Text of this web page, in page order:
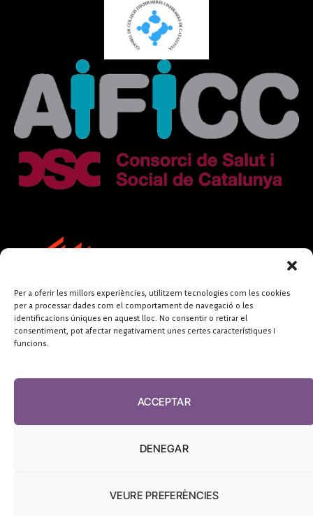
Per a oferir les millors experiències, utilitzem tecnologies com les cookies
per a processar dades com el comportament de navegació o les
identificacions úniques en aquest lloc. No consentir o retirar el
consentiment, pot afectar negativament unes certes característiques i
funcions.
ACCEPTAR
DENEGAR
VEURE PREFERÈNCIES
FUNDACIÓ